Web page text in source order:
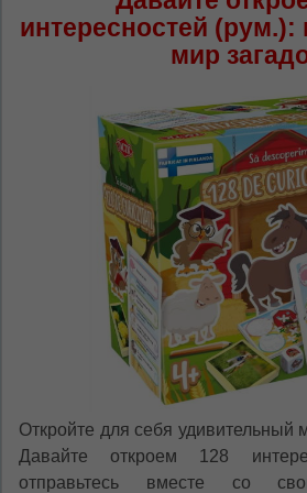
интересностей (рум.):
мир
Откройте для себя удивительный
Давайте откроем 128
отправьтесь вместе со
Если вы хотите переключить язык
сайта, то это можно всегда сделать в
правом верхнем углу страницы.
oricând să faceți asta în colțul din dreapta sus
al paginii.
RO RU